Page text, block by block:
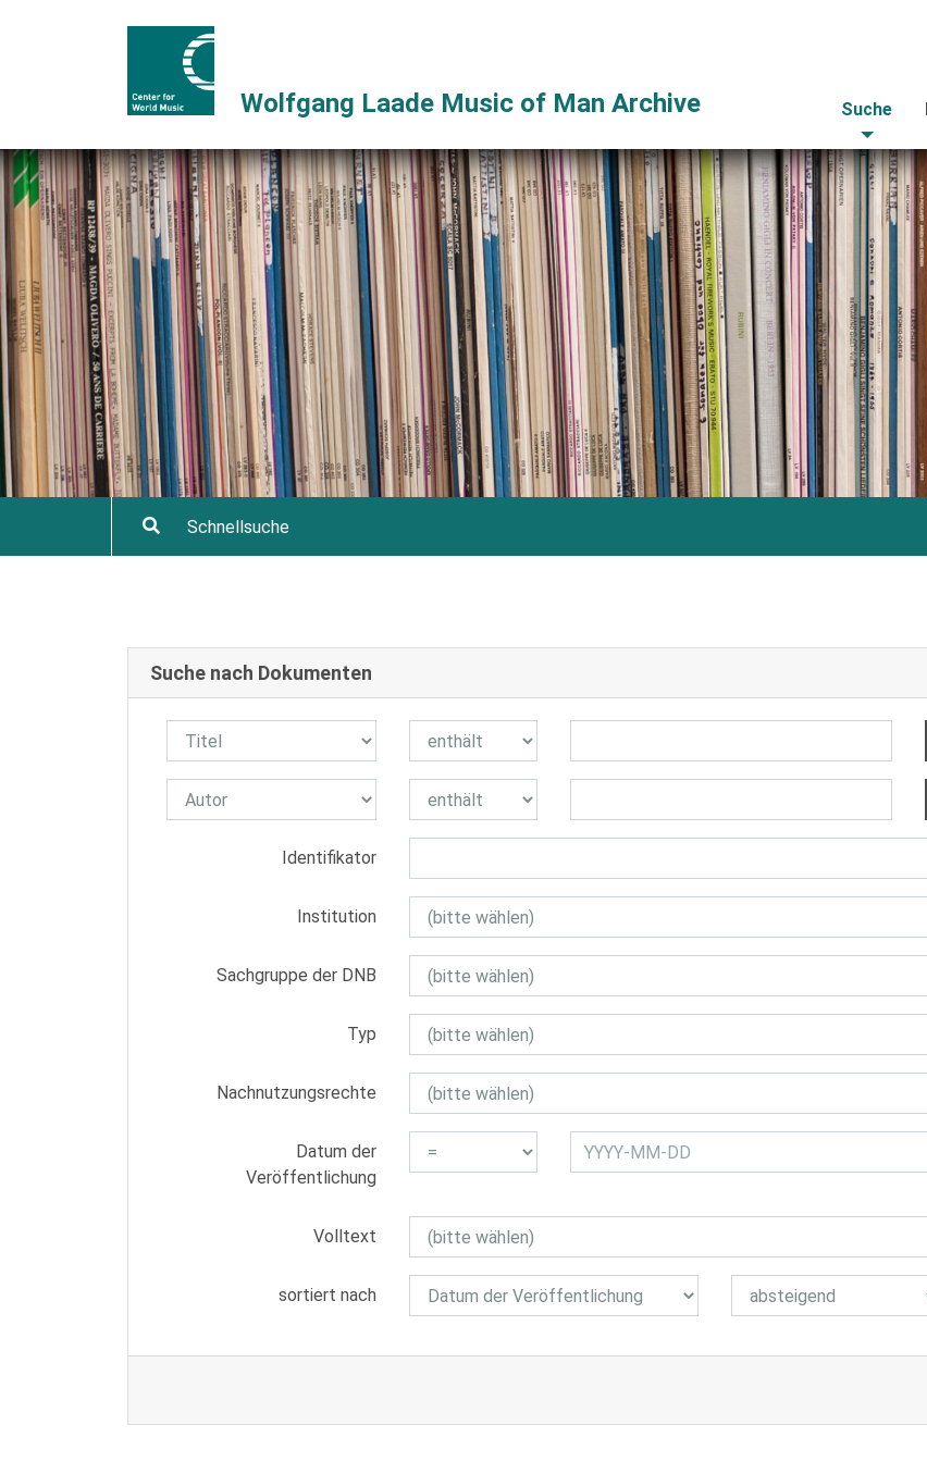
Wolfgang Laade Music of Man Archive Suche
Suche nach Dokumenten
Identifikator
Institution
Sachgruppe der DNB
Typ
Nachnutzungsrechte
Datum der
Veröffentlichung
Volltext
sortiert nach